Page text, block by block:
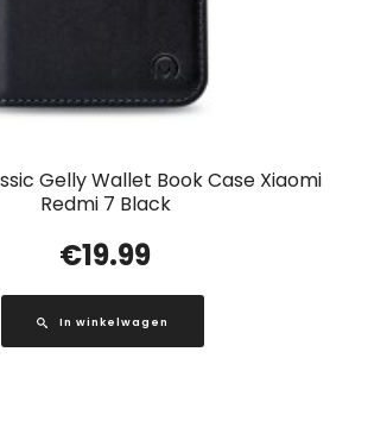
Gelly Wallet Book Case Xiaomi
Redmi 7 Black
€19.99
In winkelwagen